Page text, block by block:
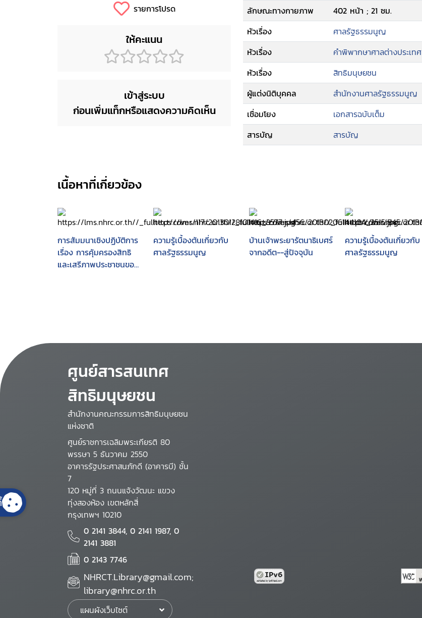
รายการโปรด
ให้คะแนน
เข้าสู่ระบบ
ก่อนเพิ่มแท็กหรือแสดงความคิดเห็น
ลักษณะทางกายภาพ
402 หน้า ; 21 ซม.
หัวเรื่อง
ศาลรัฐธรรมนูญ
หัวเรื่อง
คำพิพากษาศาลต่างประเทศ
หัวเรื่อง
สิทธิมนุษยชน
ผู้แต่งนิติบุคคล
สำนักงานศาลรัฐธรรมนูญ
เชื่อมโยง
เอกสารฉบับเต็ม
สารบัญ
สารบัญ
เนื้อหาที่เกี่ยวข้อง
การสัมมนาเชิงปฏิบัติการ
เรื่อง การคุ้มครองสิทธิ
และเสรีภาพประชาชนของ
ความรู้เบื้องต้นเกี่ยวกับ
ศาลรัฐธรรมนูญ
บ้านเจ้าพระยารัตนาธิเบศร์
จากอดีต--สู่ปัจจุบัน
ความรู้เบื้องต้นเกี่ยวกับ
ศาลรัฐธรรมนูญ
ศูนย์สารสนเทศ
สิทธิมนุษยชน
สำนักงานคณะกรรมการสิทธิมนุษยชน
แห่งชาติ
ศูนย์ราชการเฉลิมพระเกียรติ 80
พรรษา 5 ธันวาคม 2550
อาคารรัฐประศาสนภักดี (อาคารบี) ชั้น
7
120 หมู่ที่ 3 ถนนแจ้งวัฒนะ แขวง
ทุ่งสองห้อง เขตหลักสี่
กรุงเทพฯ 10210
0 2141 3844, 0 2141 1987, 0
2141 3881
0 2143 7746
NHRCT.Library@gmail.com;
library@nhrc.or.th
แผนผังเว็บไซต์